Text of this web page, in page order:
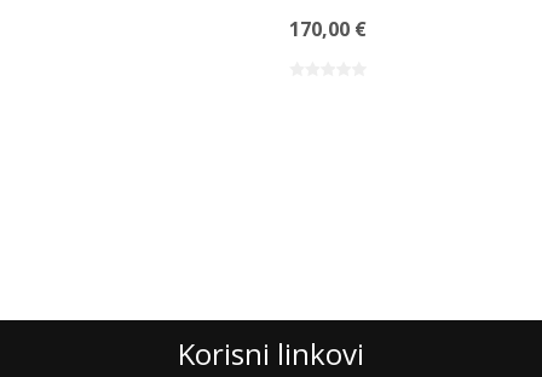
170,00 €
Korisni linkovi